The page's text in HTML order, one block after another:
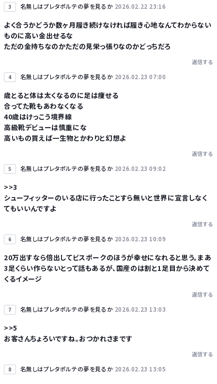
3 名無しはプレタポルテの夢を見るか 2026.02.22 23:16
よく合うかどうか数ヶ月履き続けなければ履き心地なんてわからない
ものに高い金出せるな
ただの金持ちなのかただの見栄っ張りなのかどっちだろ
返信する
4 名無しはプレタポルテの夢を見るか 2026.02.23 07:00
歳とると体は太くなるのに足は痩せる
合ってた靴もあわなくなる
40歳はけっこう境界線
高級靴デビューは慎重にな
高いもの買えば一生物とかわりと幻想よ
返信する
5 名無しはプレタポルテの夢を見るか 2026.02.23 09:02
>>3
シューフィッターのいる店に行ったことすら無いと世界に宣言しなく
てもいいんですよ
返信する
6 名無しはプレタポルテの夢を見るか 2026.02.23 10:09
20万出すなら倍出してビスポークのほうが幸せになれると思う。まあ
3足くらい作らないとって話もあるが、国産のは割と1足目から決めて
くるイメージ
返信する
7 名無しはプレタポルテの夢を見るか 2026.02.23 13:03
>>5
お客さんちょろいですね。おつかれさまです
返信する
8 名無しはプレタポルテの夢を見るか 2026.02.23 13:05